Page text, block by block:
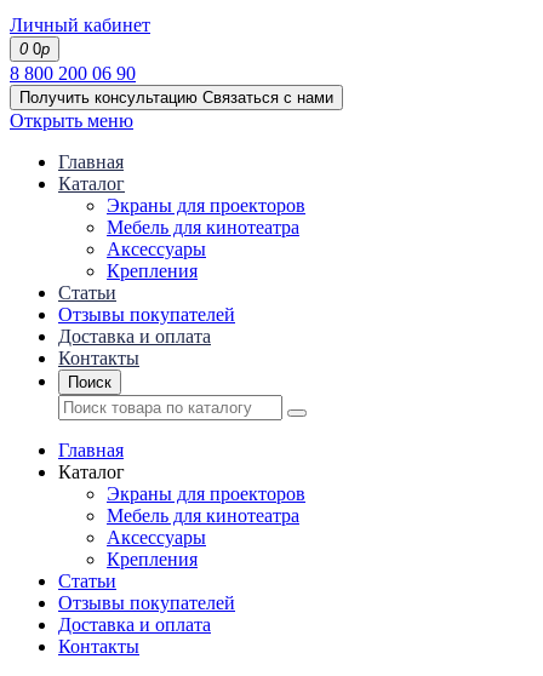
Личный кабинет
0 0р
8 800 200 06 90
Получить консультацию Связаться с нами
Открыть меню
Главная
Каталог
Экраны для проекторов
Mебель для кинотеатра
Аксессуары
Крепления
Статьи
Отзывы покупателей
Доставка и оплата
Контакты
Поиск
Главная
Каталог
Экраны для проекторов
Mебель для кинотеатра
Аксессуары
Крепления
Статьи
Отзывы покупателей
Доставка и оплата
Контакты